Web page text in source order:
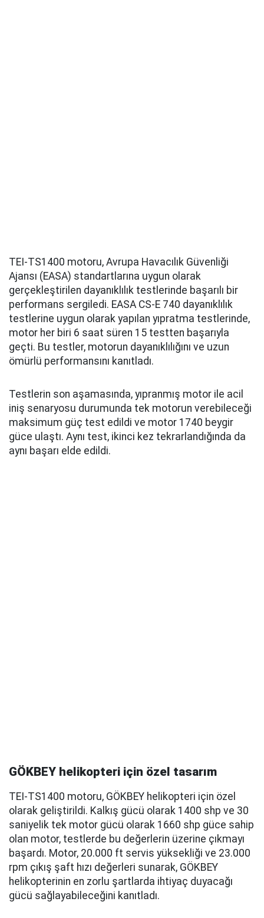
TEI-TS1400 motoru, Avrupa Havacılık Güvenliği
Ajansı (EASA) standartlarına uygun olarak
gerçekleştirilen dayanıklılık testlerinde başarılı bir
performans sergiledi. EASA CS-E 740 dayanıklılık
testlerine uygun olarak yapılan yıpratma testlerinde,
motor her biri 6 saat süren 15 testten başarıyla
geçti. Bu testler, motorun dayanıklılığını ve uzun
ömürlü performansını kanıtladı.
Testlerin son aşamasında, yıpranmış motor ile acil
iniş senaryosu durumunda tek motorun verebileceği
maksimum güç test edildi ve motor 1740 beygir
güce ulaştı. Aynı test, ikinci kez tekrarlandığında da
aynı başarı elde edildi.
GÖKBEY helikopteri için özel tasarım
TEI-TS1400 motoru, GÖKBEY helikopteri için özel
olarak geliştirildi. Kalkış gücü olarak 1400 shp ve 30
saniyelik tek motor gücü olarak 1660 shp güce sahip
olan motor, testlerde bu değerlerin üzerine çıkmayı
başardı. Motor, 20.000 ft servis yüksekliği ve 23.000
rpm çıkış şaft hızı değerleri sunarak, GÖKBEY
helikopterinin en zorlu şartlarda ihtiyaç duyacağı
gücü sağlayabileceğini kanıtladı.